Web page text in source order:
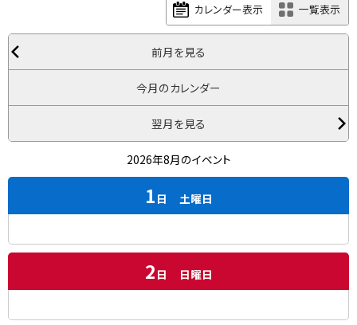
カレンダー表示 一覧表示
前月を見る
今月のカレンダー
翌月を見る
2026年8月のイベント
1 日 土曜日
2 日 日曜日